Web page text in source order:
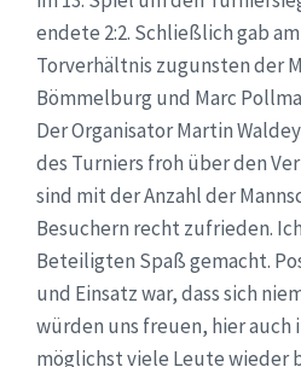
endete 2:2. Schließlich gab
Torverhältnis zugunsten der
Bömmelburg und Marc
Der Organisator Martin
des Turniers froh über den
sind mit der Anzahl der
Besuchern recht zufrieden.
Beteiligten Spaß gemacht.
und Einsatz war, dass sich
würden uns freuen, hier auch
möglichst viele Leute wieder